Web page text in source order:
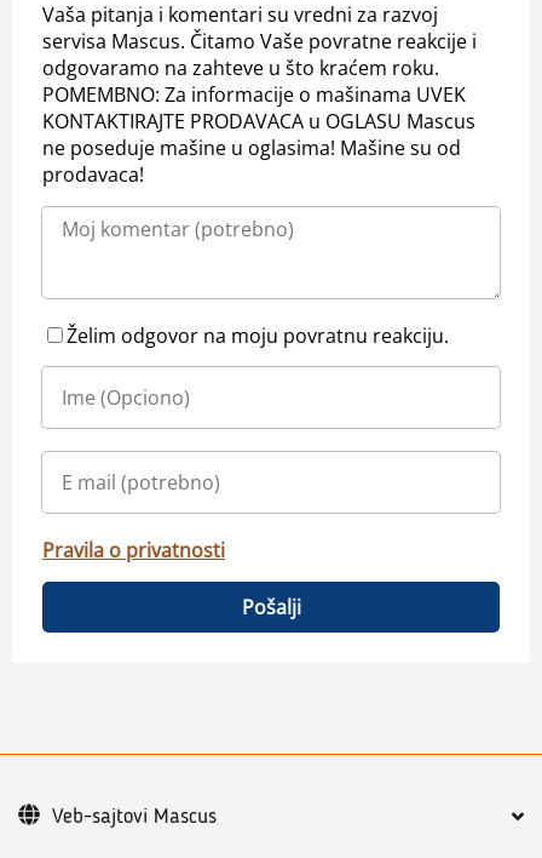
Vaša pitanja i komentari su vredni za razvoj
servisa Mascus. Čitamo Vaše povratne reakcije i
odgovaramo na zahteve u što kraćem roku.
POMEMBNO: Za informacije o mašinama UVEK
KONTAKTIRAJTE PRODAVACA u OGLASU Mascus
ne poseduje mašine u oglasima! Mašine su od
prodavaca!
Želim odgovor na moju povratnu reakciju.
Pravila o privatnosti
Pošalji
Veb-sajtovi Mascus